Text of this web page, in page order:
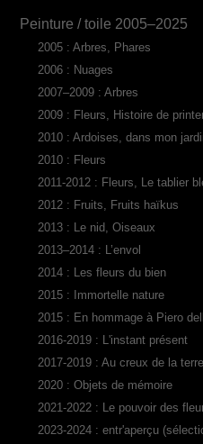
Peinture / toile 2005–2025
2005 : Arbres, Phares
2006 : Nuages
2007–2009 : Arbres
2009 : Fleurs, Histoire de
2010 : Ardoises, dans mon
2010 : Fleurs
2011-2012 : Fleurs, Le tablier
2012 : Fruits, Fruits haïkus
2013 : Le nid, Oiseaux
2013–2014 : L’envol
2014 : Les fleurs du bien
2015 : Immortelle nature
2015 : En hommage à Piero
2016-2019 : L'instant présent
2017-2019 : Au creux de la terre
2020 : Objets de mémoire
2021-2022 : Le pouvoir des
2023-2024 : entr'aperçu